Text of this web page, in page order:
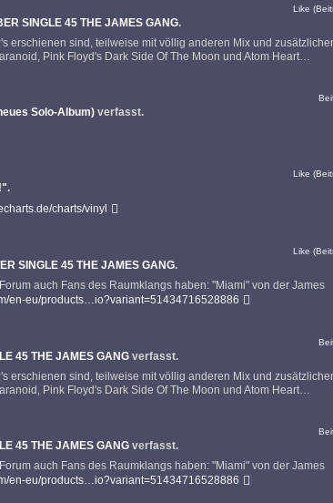
SINGLE 45 THE JAMES GANG.
Like
erschienen sind, teilweise mit völlig anderen Mix und
Pink Floyd's Dark Side Of The Moon und Atom Heart…
Solo-Album) verfasst.
.
Like
charts/vinyl
SINGLE 45 THE JAMES GANG.
Like
auch Fans des Raumklangs haben: "Miami" von der James
en-eu/products…io?variant=51434716528886
45 THE JAMES GANG verfasst.
erschienen sind, teilweise mit völlig anderen Mix und
Pink Floyd's Dark Side Of The Moon und Atom Heart…
45 THE JAMES GANG verfasst.
auch Fans des Raumklangs haben: "Miami" von der James
en-eu/products…io?variant=51434716528886